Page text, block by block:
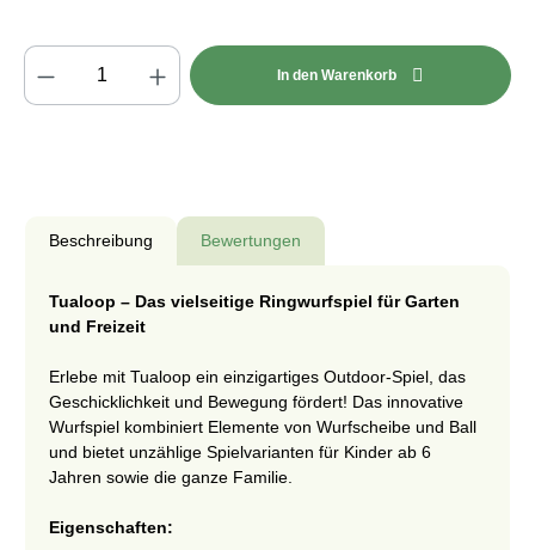
Produkt Anzahl: Gib den gewünschten
In den Warenkorb
Beschreibung Bewertungen
Tualoop – Das vielseitige Ringwurfspiel für Garten
und Freizeit
Erlebe mit Tualoop ein einzigartiges Outdoor-Spiel, das
Geschicklichkeit und Bewegung fördert! Das innovative
Wurfspiel kombiniert Elemente von Wurfscheibe und Ball
und bietet unzählige Spielvarianten für Kinder ab 6
Jahren sowie die ganze Familie.
Eigenschaften: